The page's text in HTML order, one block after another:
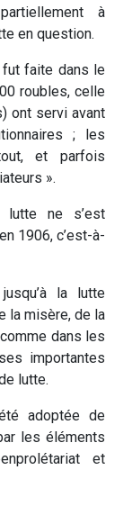
à
en question.
faite dans le
roubles, celle
ont servi avant
; les
et parfois
».
ne s’est
1906, c’est-à-
la lutte
la misère, de la
dans les
importantes
lutte.
adoptée de
les éléments
et